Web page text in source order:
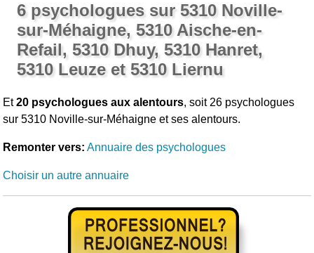
6 psychologues sur 5310 Noville-
sur-Méhaigne, 5310 Aische-en-
Refail, 5310 Dhuy, 5310 Hanret,
5310 Leuze et 5310 Liernu
Et20 psychologues aux alentours, soit 26 psychologues
sur 5310 Noville-sur-Méhaigne et ses alentours.
Remonter vers: Annuaire des psychologues
Choisir un autre annuaire